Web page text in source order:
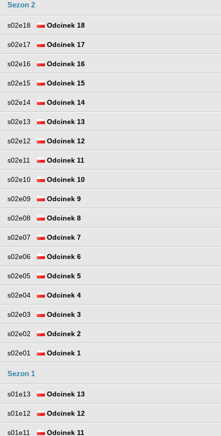
Sezon 2
s02e18 Odcinek 18
s02e17 Odcinek 17
s02e16 Odcinek 16
s02e15 Odcinek 15
s02e14 Odcinek 14
s02e13 Odcinek 13
s02e12 Odcinek 12
s02e11 Odcinek 11
s02e10 Odcinek 10
s02e09 Odcinek 9
s02e08 Odcinek 8
s02e07 Odcinek 7
s02e06 Odcinek 6
s02e05 Odcinek 5
s02e04 Odcinek 4
s02e03 Odcinek 3
s02e02 Odcinek 2
s02e01 Odcinek 1
Sezon 1
s01e13 Odcinek 13
s01e12 Odcinek 12
s01e11 Odcinek 11